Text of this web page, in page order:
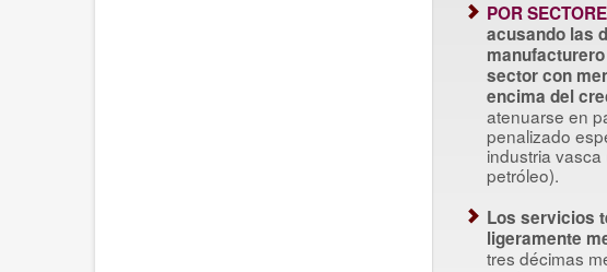
POR
acusando las
sector con
encima del
atenuarse en
penalizado
industria
petróleo).
Los servicios
ligeramente
tres décimas